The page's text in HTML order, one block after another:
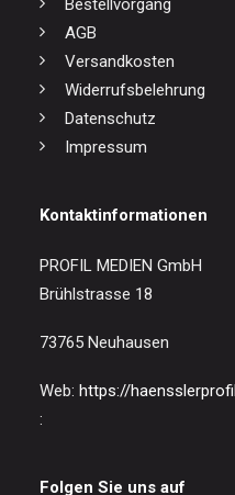
Bestellvorgang
AGB
Versandkosten
Widerrufsbelehrung
Datenschutz
Impressum
Kontaktinformationen
PROFIL MEDIEN GmbH
Brühlstrasse 18
73765 Neuhausen
Web: https://
:
Folgen Sie uns auf